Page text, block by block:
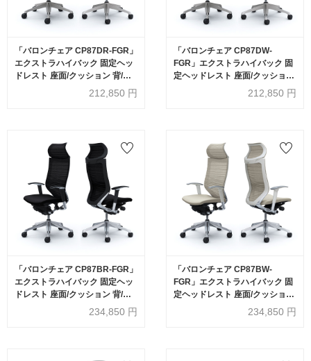
「バロンチェア CP87DR-FGR」
エクストラハイバック 固定ヘッ
ドレスト 座面/クッション 背/グ
ラデーションサポートメッシュ
フレーム/シルバー ボディーカラ
212,850 円
「バロンチェア CP87DW-
FGR」エクストラハイバック 固
定ヘッドレスト 座面/クッション
背/グラデーションサポートメッ
シュ フレーム/シルバー ボディー
212,850 円
「バロンチェア CP87BR-FGR」
エクストラハイバック 固定ヘッ
ドレスト 座面/クッション 背/グ
ラデーションサポートメッシュ
フレーム/ポリッシュ ボディーカ
234,850 円
「バロンチェア CP87BW-
FGR」エクストラハイバック 固
定ヘッドレスト 座面/クッション
背/グラデーションサポートメッ
シュ フレーム/ポリッシュ ボディ
234,850 円